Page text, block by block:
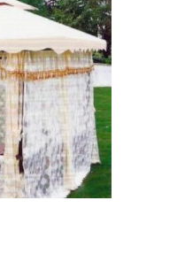
Шторы на веранду